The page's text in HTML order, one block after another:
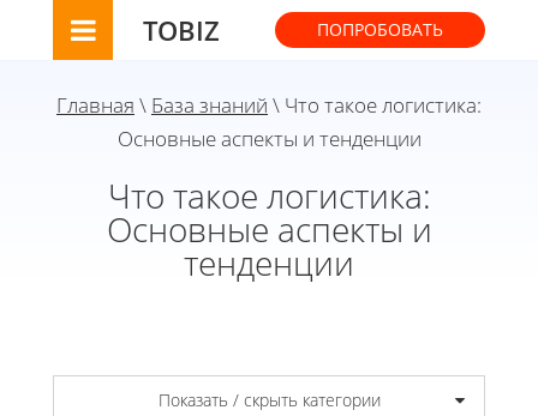
TOBIZ ПОПРОБОВАТЬ
Главная \ База знаний \ Что такое логистика:
Основные аспекты и тенденции
Что такое логистика:
Основные аспекты и
тенденции
Показать / скрыть категории